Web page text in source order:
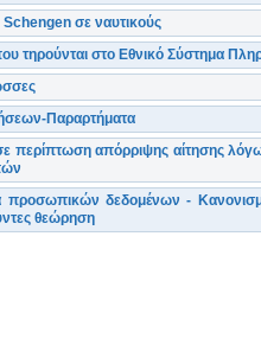
σε ναυτικούς
τηρούνται στο Εθνικό Σύστημα
Παραρτήματα
περίπτωση απόρριψης αίτησης
προσωπικών δεδομένων -
θεώρηση